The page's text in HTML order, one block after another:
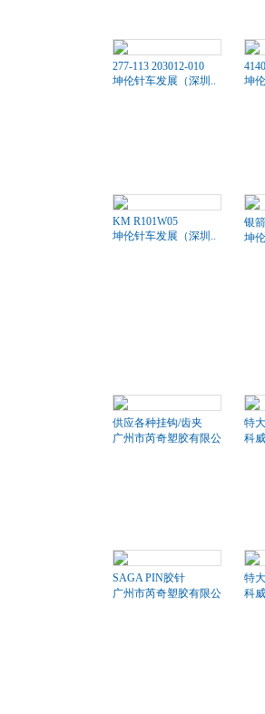
277-113 203012-010
坤伦针车发展（深圳..
坤
KM R101W05
坤伦针车发展（深圳..
银
坤
供应各种挂钩/齿夹
广州市芮奇塑胶有限公司
特
科
SAGA PIN胶针
广州市芮奇塑胶有限公司
特
科